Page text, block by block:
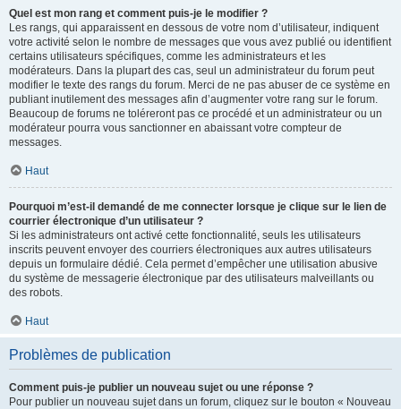
Quel est mon rang et comment puis-je le modifier ?
Les rangs, qui apparaissent en dessous de votre nom d’utilisateur, indiquent
votre activité selon le nombre de messages que vous avez publié ou identifient
certains utilisateurs spécifiques, comme les administrateurs et les
modérateurs. Dans la plupart des cas, seul un administrateur du forum peut
modifier le texte des rangs du forum. Merci de ne pas abuser de ce système en
publiant inutilement des messages afin d’augmenter votre rang sur le forum.
Beaucoup de forums ne toléreront pas ce procédé et un administrateur ou un
modérateur pourra vous sanctionner en abaissant votre compteur de
messages.
Haut
Pourquoi m’est-il demandé de me connecter lorsque je clique sur le lien de
courrier électronique d’un utilisateur ?
Si les administrateurs ont activé cette fonctionnalité, seuls les utilisateurs
inscrits peuvent envoyer des courriers électroniques aux autres utilisateurs
depuis un formulaire dédié. Cela permet d’empêcher une utilisation abusive
du système de messagerie électronique par des utilisateurs malveillants ou
des robots.
Haut
Problèmes de publication
Comment puis-je publier un nouveau sujet ou une réponse ?
Pour publier un nouveau sujet dans un forum, cliquez sur le bouton « Nouveau